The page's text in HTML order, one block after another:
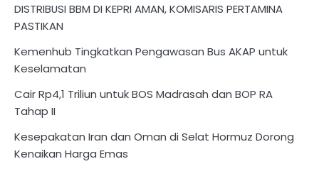
DISTRIBUSI BBM DI KEPRI AMAN, KOMISARIS PERTAMINA
PASTIKAN
Kemenhub Tingkatkan Pengawasan Bus AKAP untuk
Keselamatan
Cair Rp4,1 Triliun untuk BOS Madrasah dan BOP RA
Tahap II
Kesepakatan Iran dan Oman di Selat Hormuz Dorong
Kenaikan Harga Emas